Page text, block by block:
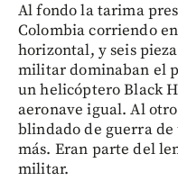
Al fondo la tarima
Colombia corriendo
horizontal, y seis
militar dominaban el
un helicóptero Black
aeronave igual. Al
blindado de guerra
más. Eran parte del
militar.